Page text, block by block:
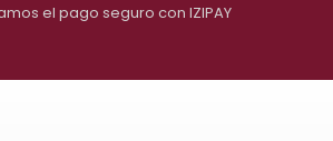
el pago seguro con IZIPAY